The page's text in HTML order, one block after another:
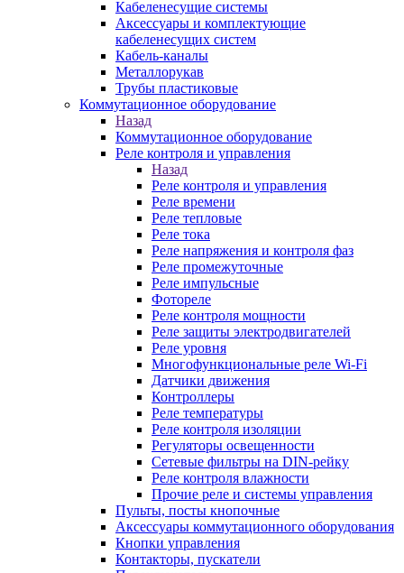
Кабеленесущие системы
Аксессуары и комплектующие
кабеленесущих систем
Кабель-каналы
Металлорукав
Трубы пластиковые
Коммутационное оборудование
Назад
Коммутационное оборудование
Реле контроля и управления
Назад
Реле контроля и управления
Реле времени
Реле тепловые
Реле тока
Реле напряжения и контроля фаз
Реле промежуточные
Реле импульсные
Фотореле
Реле контроля мощности
Реле защиты электродвигателей
Реле уровня
Многофункциональные реле Wi-Fi
Датчики движения
Контроллеры
Реле температуры
Реле контроля изоляции
Регуляторы освещенности
Сетевые фильтры на DIN-рейку
Реле контроля влажности
Прочие реле и системы управления
Пульты, посты кнопочные
Аксессуары коммутационного оборудования
Кнопки управления
Контакторы, пускатели